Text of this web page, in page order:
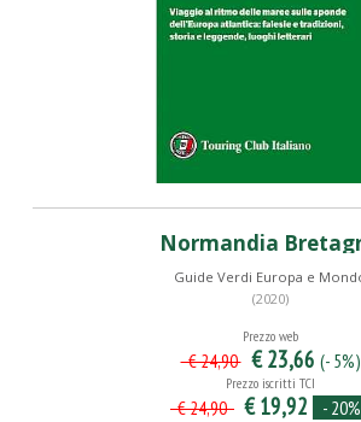
Normandia
Guide Verdi Europa e
(2020)
Prezzo web
€ 24,90 € 23,66 (- 5%)
Prezzo iscritti TCI
€ 24,90 € 19,92 - 20%